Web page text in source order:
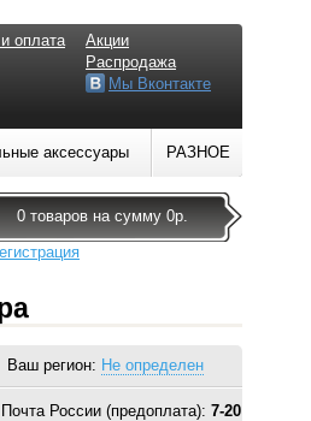
Ваш регион: Не определен
Почта России (предоплата): 7-20
оплата
Акции
Распродажа
Мы Вконтакте
аксессуары РАЗНОЕ
0 товаров на сумму 0р.